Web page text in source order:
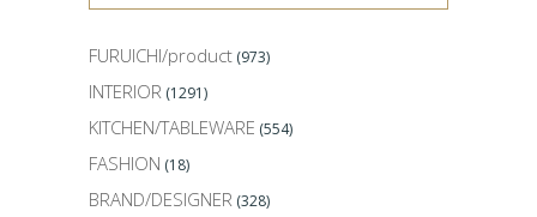
FURUICHI/product (973)
INTERIOR (1291)
KITCHEN/TABLEWARE (554)
FASHION (18)
BRAND/DESIGNER (328)